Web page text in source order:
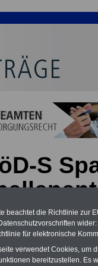
S
Neu aufgelegt: Oktober
beachtet die Richtlinie zur
für elektronische
verwendet Cookies, um
bereitzustellen. Es